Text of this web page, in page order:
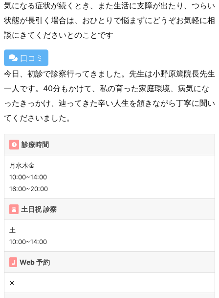
気になる症状が続くとき、また生活に支障が出たり、つらい
状態が長引く場合は、おひとりで悩まずにどうぞお気軽に相
談にきてくださいとのことです
口コミ
今日、初診で診察行ってきました。先生は小野原篤院長先生
一人です。40分もかけて、私の育った家庭環境、病気にな
ったきっかけ、辿ってきた辛い人生を頷きながら丁寧に聞い
てくださいました。
診療時間
月水木金
10:00~14:00
16:00~20:00
土日祝 診察
土
10:00~14:00
Web 予約
✕